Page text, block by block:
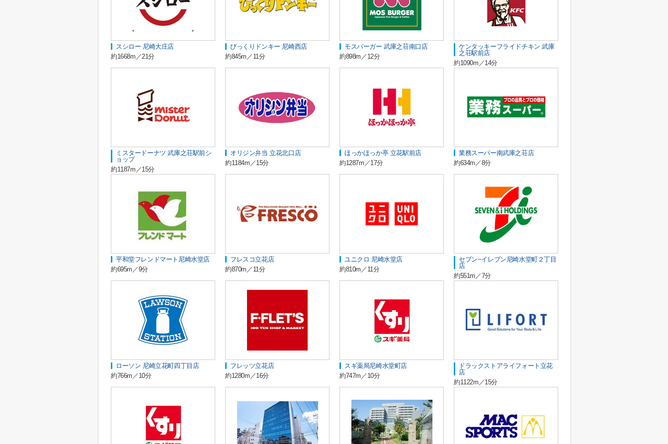
スシロー 尼崎大庄店
約1668m／21分
びっくりドンキー 尼崎西店
約845m／11分
モスバーガー 武庫之荘南口店
約898m／12分
ケンタッキーフライドチキン 武庫
之荘駅前店
約1090m／14分
ミスタードーナツ 武庫之荘駅前シ
ョップ
約1187m／15分
オリジン弁当 立花北口店
約1184m／15分
ほっかほっか亭 立花駅前店
約1287m／17分
業務スーパー南武庫之荘店
約634m／8分
平和堂フレンドマート尼崎水堂店
約695m／9分
フレスコ立花店
約870m／11分
ユニクロ 尼崎水堂店
約810m／11分
セブン−イレブン尼崎水堂町２丁目
店
約551m／7分
ローソン 尼崎立花町四丁目店
約766m／10分
フレッツ立花店
約1280m／16分
スギ薬局尼崎水堂町店
約747m／10分
ドラックストアライフォート立花
店
約1122m／15分